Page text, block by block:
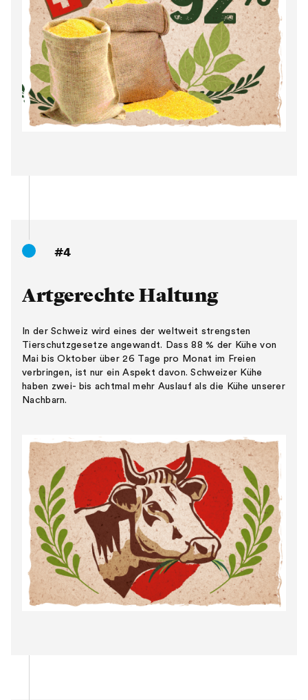
#4
Artgerechte Haltung
In der Schweiz wird eines der weltweit strengsten
Tierschutzgesetze angewandt. Dass 88 % der Kühe von
Mai bis Oktober über 26 Tage pro Monat im Freien
verbringen, ist nur ein Aspekt davon. Schweizer Kühe
haben zwei- bis achtmal mehr Auslauf als die Kühe unserer
Nachbarn.